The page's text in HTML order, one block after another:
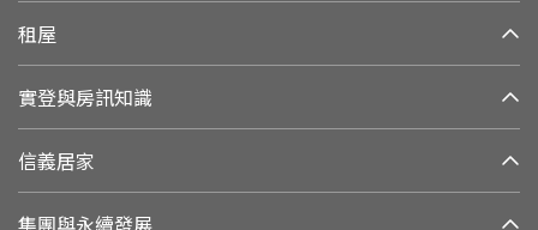
租屋
實登與房訊知識
信義居家